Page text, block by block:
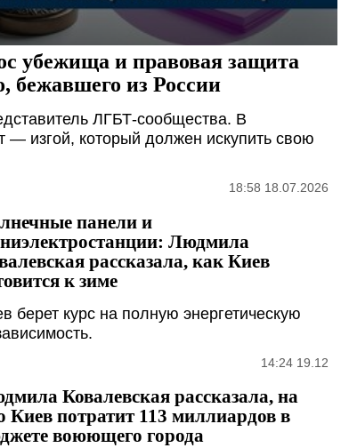
убежища и правовая защита
бежавшего из России
ЛГБТ-сообщества. В
— изгой, который должен искупить свою
18:58 18.07.2026
панели и
Людмила
рассказала, как Киев
к зиме
берет курс на полную энергетическую
14:24 19.12
Ковалевская рассказала, на
Киев потратит 113 миллиардов в
воюющего города